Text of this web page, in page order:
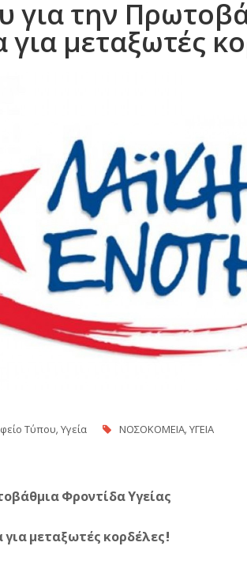
για την
μεταξωτές
Τύπου, Υγεία ΝΟΣΟΚΟΜΕΙΑ, ΥΓΕΙΑ
Φροντίδα Υγείας
μεταξωτές κορδέλες!